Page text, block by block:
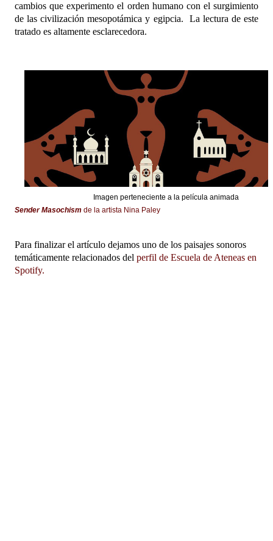
cambios que experimento el orden humano con el surgimiento
de las civilización mesopotámica y egipcia.
La lectura de este
tratado es altamente esclarecedora.
Imagen perteneciente a la película animada
Sender Masochism de la artista Nina Paley
Para finalizar el artículo dejamos uno de los paisajes sonoros
temáticamente relacionados del perfil de Escuela de Ateneas en
Spotify.